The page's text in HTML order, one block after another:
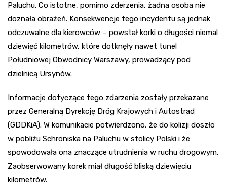
Paluchu. Co istotne, pomimo zderzenia, żadna osoba nie
doznała obrażeń. Konsekwencje tego incydentu są jednak
odczuwalne dla kierowców – powstał korki o długości niemal
dziewięć kilometrów, które dotknęły nawet tunel
Południowej Obwodnicy Warszawy, prowadzący pod
dzielnicą Ursynów.
Informacje dotyczące tego zdarzenia zostały przekazane
przez Generalną Dyrekcję Dróg Krajowych i Autostrad
(GDDKiA). W komunikacie potwierdzono, że do kolizji doszło
w pobliżu Schroniska na Paluchu w stolicy Polski i że
spowodowała ona znaczące utrudnienia w ruchu drogowym.
Zaobserwowany korek miał długość bliską dziewięciu
kilometrów.